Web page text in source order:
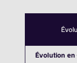
Évolution en